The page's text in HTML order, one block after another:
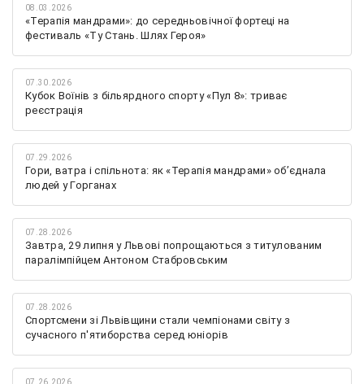
08.03.2026
«Терапія мандрами»: до середньовічної фортеці на
фестиваль «Ту Стань. Шлях Героя»
07.30.2026
Кубок Воїнів з більярдного спорту «Пул 8»: триває
реєстрація
07.29.2026
Гори, ватра і спільнота: як «Терапія мандрами» об’єднала
людей у Горганах
07.28.2026
Завтра, 29 липня у Львові попрощаються з титулованим
паралімпійцем Антоном Стабровським
07.28.2026
Спортсмени зі Львівщини стали чемпіонами світу з
сучасного п'ятиборства серед юніорів